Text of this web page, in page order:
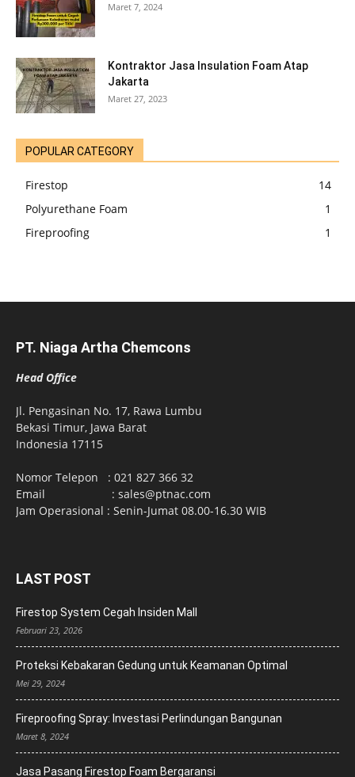
Maret 7, 2024
Kontraktor Jasa Insulation Foam Atap
Jakarta
Maret 27, 2023
POPULAR CATEGORY
Firestop
14
Polyurethane Foam
1
Fireproofing
1
PT. Niaga Artha Chemcons
Head Office
Jl. Pengasinan No. 17, Rawa Lumbu
Bekasi Timur, Jawa Barat
Indonesia 17115
Nomor Telepon : 021 827 366 32
Email : sales@ptnac.com
Jam Operasional : Senin-Jumat 08.00-16.30 WIB
LAST POST
Firestop System Cegah Insiden Mall
Februari 23, 2026
Proteksi Kebakaran Gedung untuk Keamanan Optimal
Mei 29, 2024
Fireproofing Spray: Investasi Perlindungan Bangunan
Maret 8, 2024
Jasa Pasang Firestop Foam Bergaransi